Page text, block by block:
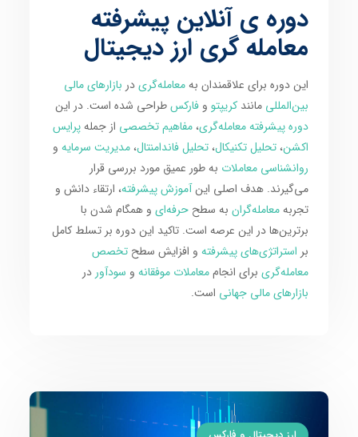
دوره ی آنلاین پیشرفته
معامله گری ارز دیجیتال
این دوره برای علاقمندان بهمعامله‌گریدر بازارهای مالی
بین‌المللی مانندکریپتو وفارکسطراحی شده است. در این
دوره پیشرفته معامله‌گری،مفاهیم تخصصی از جملهپرایس
اکشن،تحلیل تکنیکال،تحلیل فاندامنتال،مدیریت سرمایه و
روانشناسی معاملات به طور عمیق مورد بررسی قرار
می‌گیرند. هدف اصلی اینآموزش پیشرفته، ارتقاء دانش و
تجربهمعامله‌گران به سطححرفه‌ای و همگام شدن با
برترین‌ها در این عرصه است. تاکید این دوره بر تسلط کامل
بر استراتژی‌های پیشرفته و افزایش سطحتخصص
معامله‌گری برای انجاممعاملات موفقانه و سودآور در
بازارهای مالی جهانی است.